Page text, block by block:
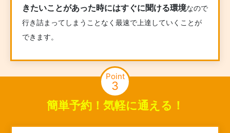
きたいことがあった時にはすぐに聞ける環境なので
行き詰まってしまうことなく最速で上達していくことが
できます。
Point
3
簡単予約！気軽に通える！